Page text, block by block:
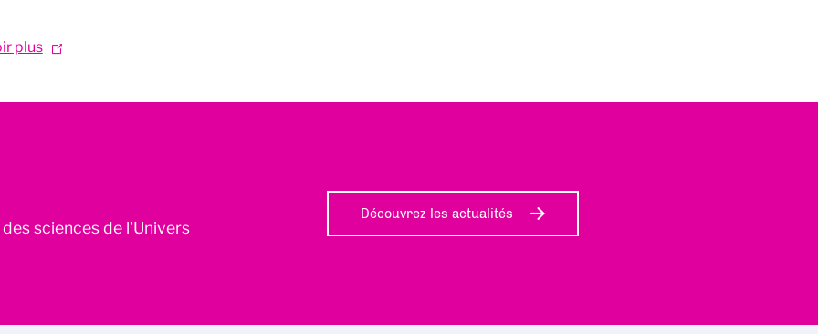
plus
sciences de l'Univers
Découvrez les actualités